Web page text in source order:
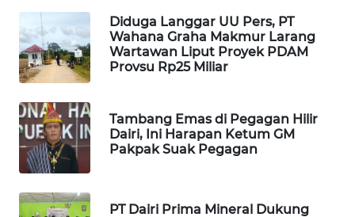
Diduga Langgar UU Pers, PT
Wahana Graha Makmur Larang
Wartawan Liput Proyek PDAM
Provsu Rp25 Miliar
Tambang Emas di Pegagan Hilir
Dairi, Ini Harapan Ketum GM
Pakpak Suak Pegagan
PT Dairi Prima Mineral Dukung
MARTABAT
PLN
WATCH
MKLI
LPKKI
LKKI